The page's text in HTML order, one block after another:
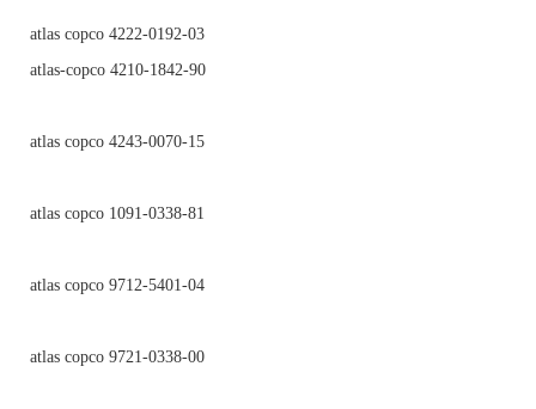
atlas copco 4222-0192-03
atlas-copco 4210-1842-90
atlas copco 4243-0070-15
atlas copco 1091-0338-81
atlas copco 9712-5401-04
atlas copco 9721-0338-00